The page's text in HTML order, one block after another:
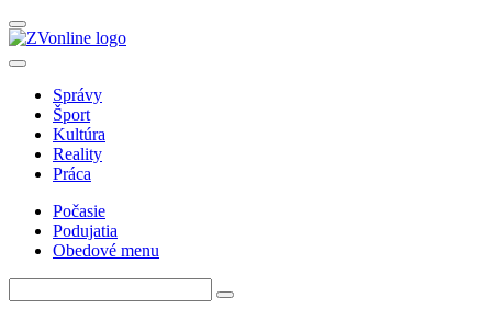
Správy
Šport
Kultúra
Reality
Práca
Počasie
Podujatia
Obedové menu